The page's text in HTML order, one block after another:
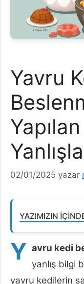
Yavru
02/01/2025 yazar
YAZIMIZIN
Y avru kedi
yanlış bilgi
yavru kedilerin